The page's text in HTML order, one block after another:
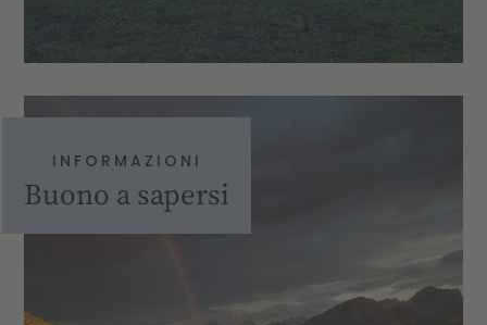
INFORMAZIONI
Buono a sapersi